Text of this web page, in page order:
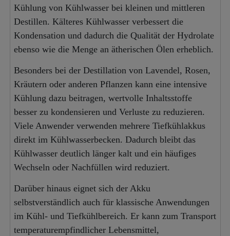
Kühlung von Kühlwasser bei kleinen und mittleren
Destillen. Kälteres Kühlwasser verbessert die
Kondensation und dadurch die Qualität der Hydrolate
ebenso wie die Menge an ätherischen Ölen erheblich.
Besonders bei der Destillation von Lavendel, Rosen,
Kräutern oder anderen Pflanzen kann eine intensive
Kühlung dazu beitragen, wertvolle Inhaltsstoffe
besser zu kondensieren und Verluste zu reduzieren.
Viele Anwender verwenden mehrere Tiefkühlakkus
direkt im Kühlwasserbecken. Dadurch bleibt das
Kühlwasser deutlich länger kalt und ein häufiges
Wechseln oder Nachfüllen wird reduziert.
Darüber hinaus eignet sich der Akku
selbstverständlich auch für klassische Anwendungen
im Kühl- und Tiefkühlbereich. Er kann zum Transport
temperaturempfindlicher Lebensmittel,